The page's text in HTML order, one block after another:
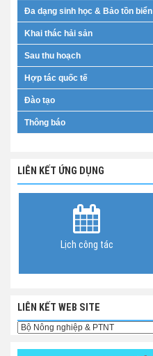
Đa dạng sinh học & Bảo tồn biển
Khai thác hải sản
Sau thu hoạch
Hợp tác quốc tế
Đào tạo
Thông báo
LIÊN KẾT ỨNG DỤNG
Lịch công tác
LIÊN KẾT WEB SITE